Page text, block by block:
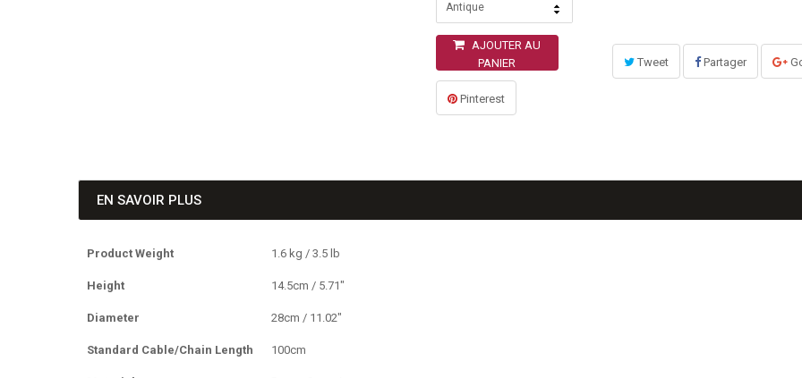
Antique
AJOUTER AU
PANIER
Tweet Partager
Pinterest
EN SAVOIR PLUS
Product Weight 1.6 kg / 3.5 lb
Height 14.5cm / 5.71"
Diameter 28cm / 11.02"
Standard Cable/Chain Length 100cm